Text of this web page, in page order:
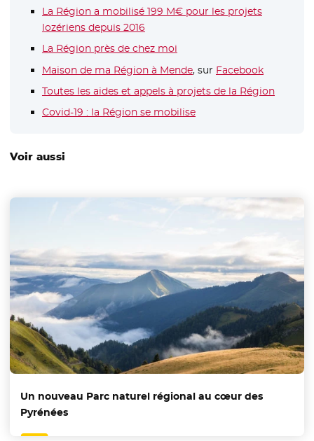
La Région a mobilisé 199 M€ pour les projets
lozériens depuis 2016
La Région près de chez moi
Maison de ma Région à Mende, sur Facebook-
Toutes les aides et appels à projets de la Région
Covid-19 : la Région se mobilise
Voir aussi
Un nouveau Parc naturel régional au cœur des
Pyrénées